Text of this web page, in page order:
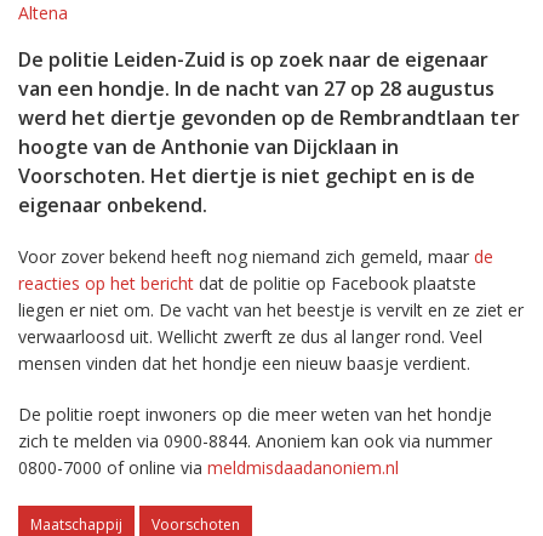
Altena
De politie Leiden-Zuid is op zoek naar de eigenaar
van een hondje. In de nacht van 27 op 28 augustus
werd het diertje gevonden op de Rembrandtlaan ter
hoogte van de Anthonie van Dijcklaan in
Voorschoten. Het diertje is niet gechipt en is de
eigenaar onbekend.
Voor zover bekend heeft nog niemand zich gemeld, maar de
reacties op het bericht dat de politie op Facebook plaatste
liegen er niet om. De vacht van het beestje is vervilt en ze ziet er
verwaarloosd uit. Wellicht zwerft ze dus al langer rond. Veel
mensen vinden dat het hondje een nieuw baasje verdient.
De politie roept inwoners op die meer weten van het hondje
zich te melden via 0900-8844. Anoniem kan ook via nummer
0800-7000 of online via meldmisdaadanoniem.nl
Maatschappij Voorschoten